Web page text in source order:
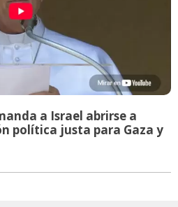
a Israel abrirse a
política justa para Gaza y